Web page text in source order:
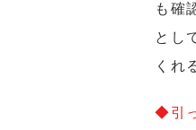
も確
とし
くれ
◆引